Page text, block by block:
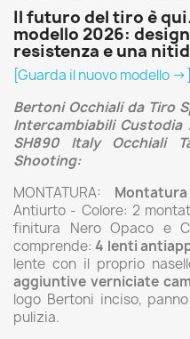
Il futuro del tiro è
modello 2026:
resistenza e una
[Guarda il nuovo modello →]
Bertoni Occhiali da Tiro
Intercambiabili Custodia
SH890 Italy Occhiali
Shooting:
MONTATURA:
Antiurto - Colore: 2
finitura Nero Opaco e
comprende:4 lenti
lente con il proprio
aggiuntive verniciate
logo Bertoni inciso,
pulizia.